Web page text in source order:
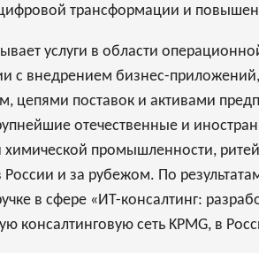
трансформации и
услуги в области
с внедрением бизнес-
цепями поставок и активами
отечественные и
химической промышленности,
и за рубежом. По
в сфере «ИТ-консалтинг:
консалтинговую сеть KPMG, в